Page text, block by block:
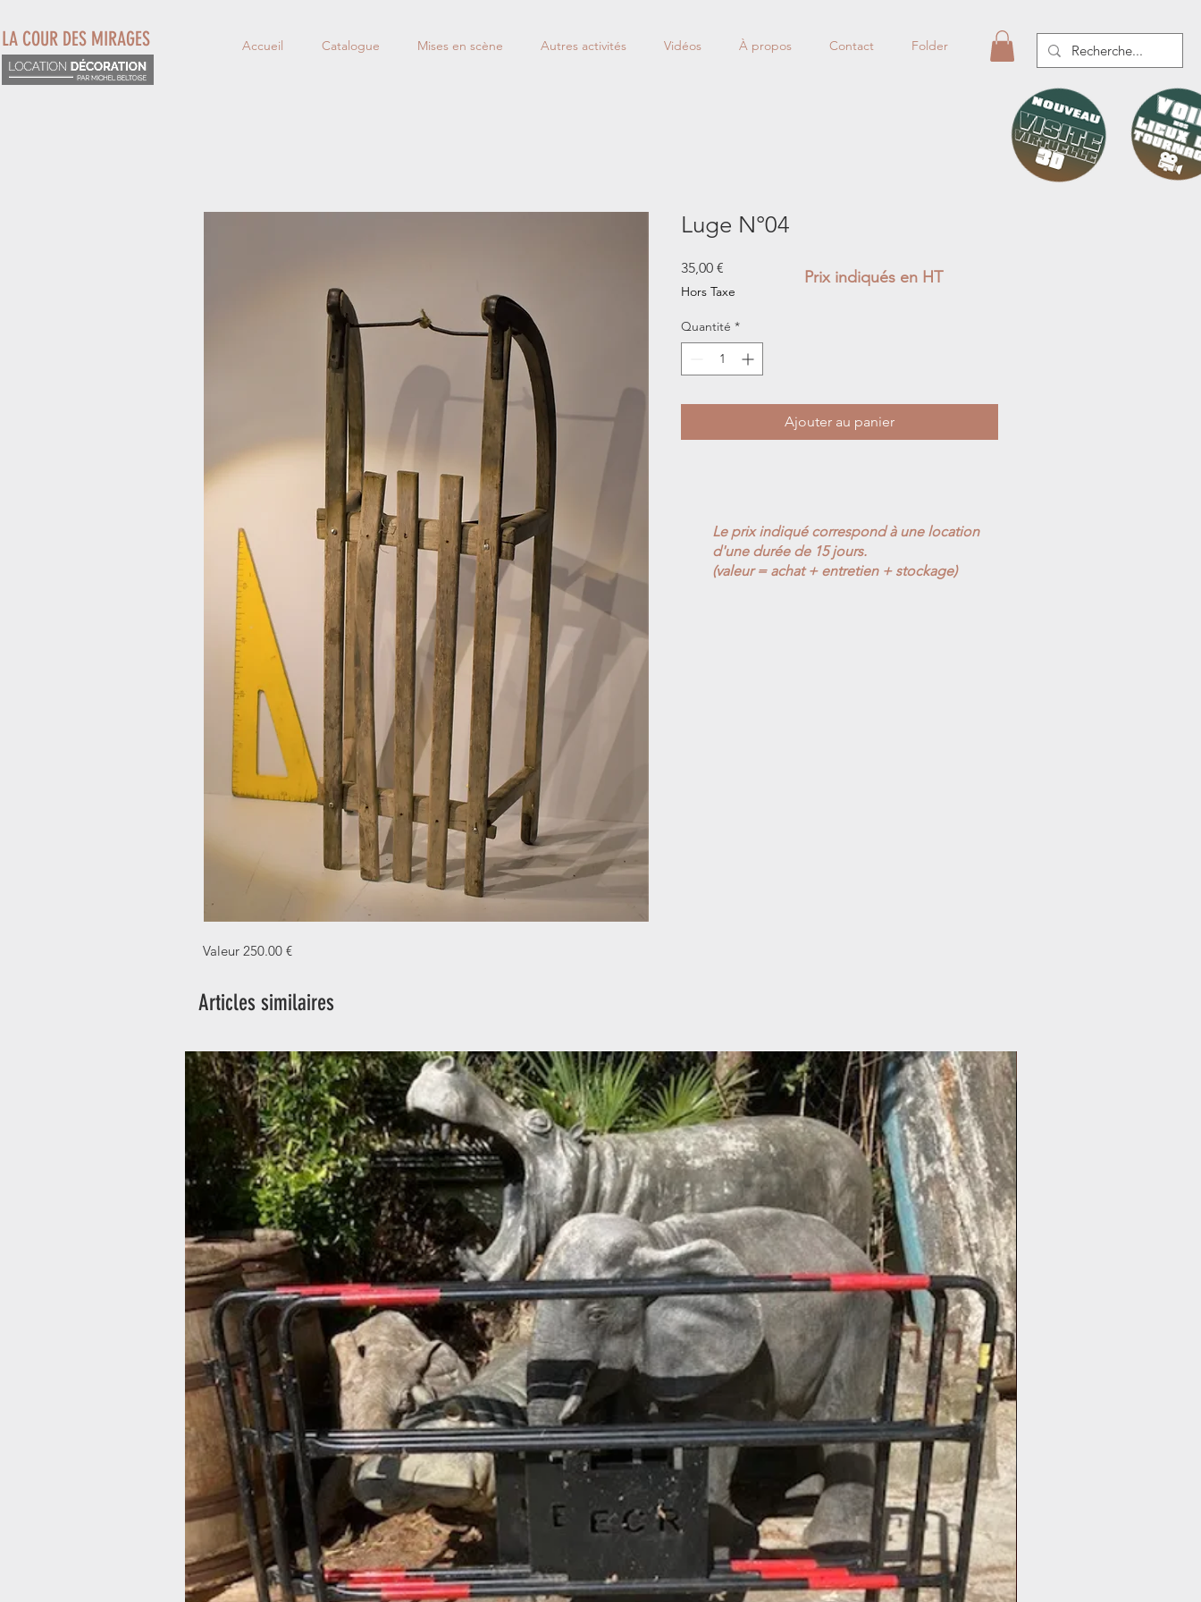
Accueil Catalogue Mises en scène Autres activités Vidéos À propos Contact Folder
LA COUR DES MIRAGES
Valeur 250.00 €
Luge N°04
35,00 €
Hors Taxe
Quantité *
Ajouter au panier
Articles similaires
Le prix indiqué correspond à une location
d'une durée de 15 jours.
(valeur = achat + entretien + stockage)
Prix indiqués en HT